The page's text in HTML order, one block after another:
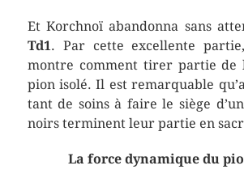
Et Korchnoï abandonna sans
Td1 . Par cette excellente
montre comment tirer partie de
pion isolé. Il est remarquable
tant de soins à faire le siège
noirs terminent leur partie en
La force dynamique du